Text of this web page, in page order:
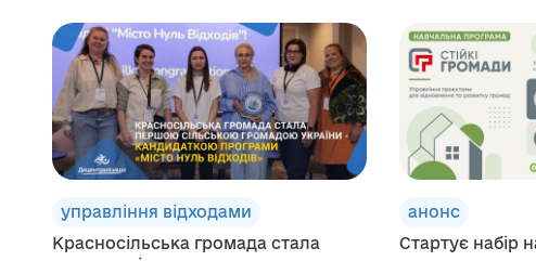
управління відходами
Красносільська громада стала
анонс
Стартує набір